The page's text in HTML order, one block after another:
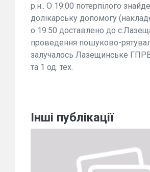
р.н.. О 19:00 потерпілого
долікарську допомогу
о 19:50 доставлено до
проведення пошуково-
залучалось Лазещинське
та 1 од. тех.
Інші публікації